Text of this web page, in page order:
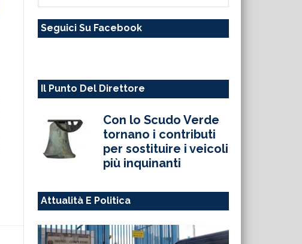
sito
Seguici Su Facebook
Il Punto Del Direttore
Con lo Scudo Verde
tornano i contributi
per sostituire i veicoli
più inquinanti
Attualità E Politica